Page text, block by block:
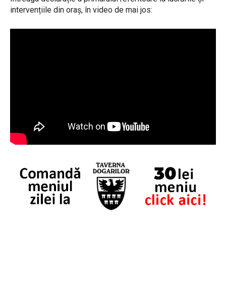
intervențiile din oraș, în video de mai jos: